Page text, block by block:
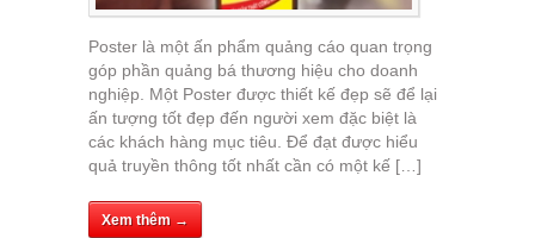
Poster là một ấn phẩm quảng cáo quan trọng
góp phần quảng bá thương hiệu cho doanh
nghiệp. Một Poster được thiết kế đẹp sẽ để lại
ấn tượng tốt đẹp đến người xem đặc biệt là
các khách hàng mục tiêu. Để đạt được hiểu
quả truyền thông tốt nhất cần có một kế […]
Xem thêm →